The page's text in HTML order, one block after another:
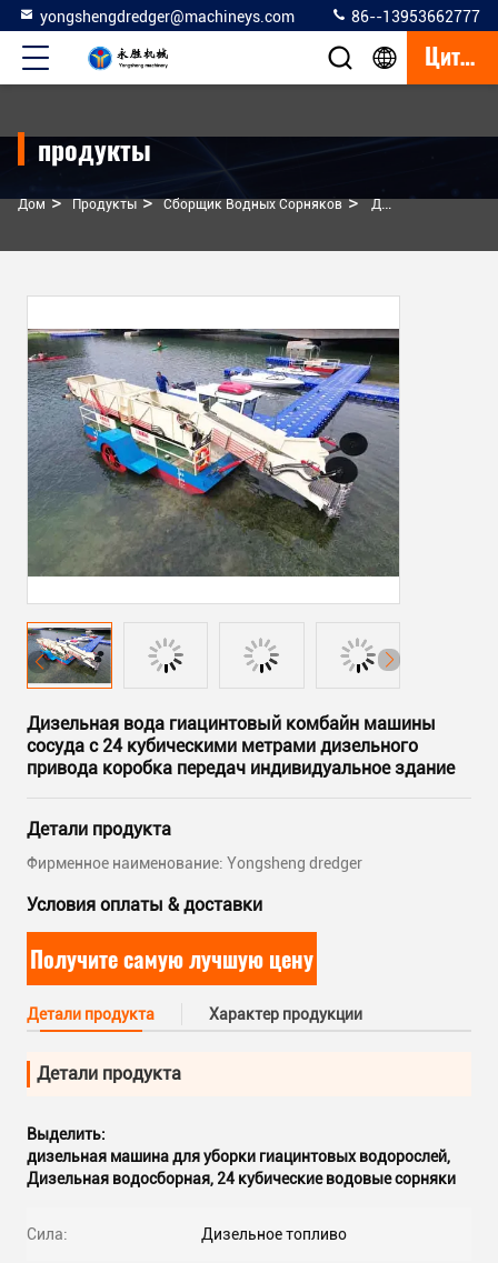
yongshengdredger@machineys.com 86--13953662777
Цитата
продукты
Дом > Продукты > Сборщик Водных Сорняков > Дизельная Вода Гиацинтовый Комбайн Машины Сосуда С 24 Кубическими Метрами Дизельного Привода Коробка Передач Индивидуальное Здание
Дизельная вода гиацинтовый комбайн машины
сосуда с 24 кубическими метрами дизельного
привода коробка передач индивидуальное здание
Детали продукта
Фирменное наименование: Yongsheng dredger
Условия оплаты & доставки
Получите самую лучшую цену
Детали продукта Характер продукции
Детали продукта
Выделить:
дизельная машина для уборки гиацинтовых водорослей,
Дизельная водосборная, 24 кубические водовые сорняки
Сила: Дизельное топливо